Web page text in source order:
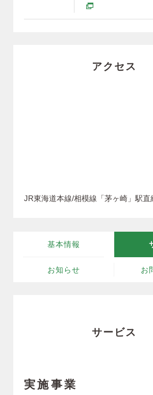
アクセス
JR東海道本線/相模線「茅ヶ崎」駅直
基本情報
お知らせ お
サービス
実施事業